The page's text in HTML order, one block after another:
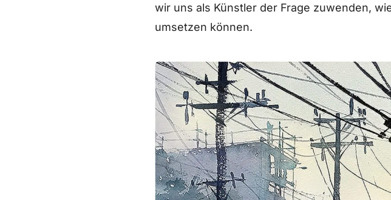
wir uns als Künstler der Frage zuwenden,
umsetzen können.